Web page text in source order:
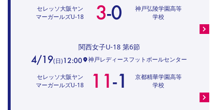
セレッソ大阪ヤン
マーガールズU-18
3-0
神戸弘陵学園高等
学校
関西女子U-18 第6節
4/19(日)12:00 神戸レディースフットボールセンター
セレッソ大阪ヤン
マーガールズU-18
11-1
京都精華学園高等
学校